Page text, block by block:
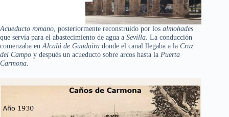
Acueducto romano , posteriormente reconstruido por los almohades
que servía para el abastecimiento de agua a Sevilla . La conducción
comenzaba en Alcalá de Guadaira donde el canal llegaba a la Cruz
del Campo y después un acueducto sobre arcos hasta la Puerta
Carmona